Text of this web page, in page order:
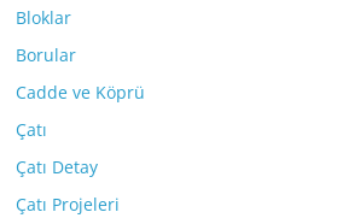
Bloklar
Borular
Cadde ve Köprü
Çatı
Çatı Detay
Çatı Projeleri